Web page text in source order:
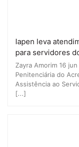
Iapen leva
para servidores
Zayra Amorim 16
Penitenciária do
Assistência ao
[...]